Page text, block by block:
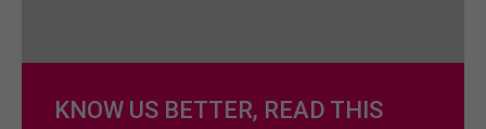
KNOW US BETTER, READ THIS